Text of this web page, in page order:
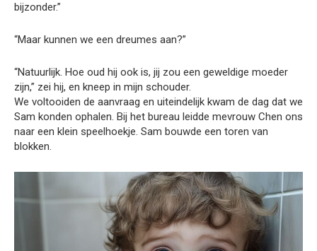
bijzonder.”
“Maar kunnen we een dreumes aan?”
“Natuurlijk. Hoe oud hij ook is, jij zou een geweldige moeder
zijn,” zei hij, en kneep in mijn schouder.
We voltooiden de aanvraag en uiteindelijk kwam de dag dat we
Sam konden ophalen. Bij het bureau leidde mevrouw Chen ons
naar een klein speelhoekje. Sam bouwde een toren van
blokken.